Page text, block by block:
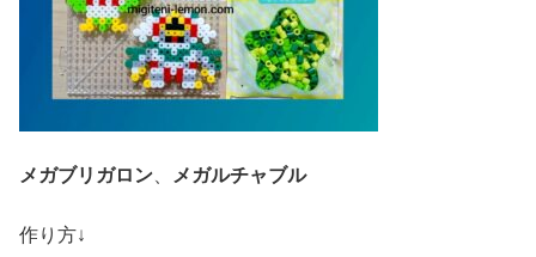
メガブリガロン メガルチャブル
作り方↓